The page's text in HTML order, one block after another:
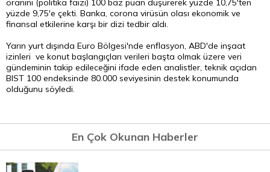
oranını (politika faizi) 100 baz puan düşürerek yüzde 10,75'ten
yüzde 9,75'e çekti. Banka, corona virüsün olası ekonomik ve
finansal etkilerine karşı bir dizi tedbir aldı.
Yarın yurt dışında Euro Bölgesi'nde enflasyon, ABD'de inşaat
izinleri ve konut başlangıçları verileri başta olmak üzere veri
gündeminin takip edileceğini ifade eden analistler, teknik açıdan
BIST 100 endeksinde 80.000 seviyesinin destek konumunda
olduğunu söyledi.
En Çok Okunan Haberler